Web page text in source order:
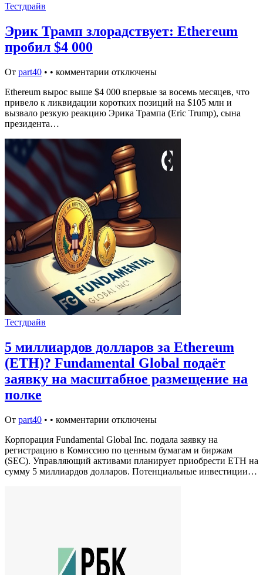
Тестдрайв
Эрик Трамп злорадствует: Ethereum
пробил $4 000
От part40 • • комментарии отключены
Ethereum вырос выше $4 000 впервые за восемь месяцев, что
привело к ликвидации коротких позиций на $105 млн и
вызвало резкую реакцию Эрика Трампа (Eric Trump), сына
президента…
Тестдрайв
5 миллиардов долларов за Ethereum
(ETH)? Fundamental Global подаёт
заявку на масштабное размещение на
полке
От part40 • • комментарии отключены
Корпорация Fundamental Global Inc. подала заявку на
регистрацию в Комиссию по ценным бумагам и биржам
(SEC). Управляющий активами планирует приобрести ETH на
сумму 5 миллиардов долларов. Потенциальные инвестиции…